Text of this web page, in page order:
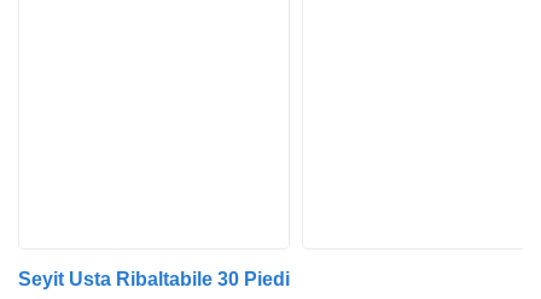
Seyit Usta Ribaltabile 30 Piedi